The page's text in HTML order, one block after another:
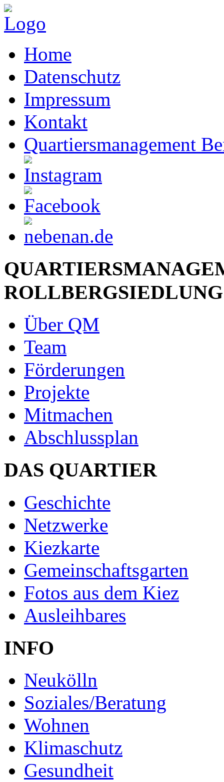
Home
Datenschutz
Impressum
Kontakt
Quartiersmanagement
ROLLBERGSIEDLUNG
Über QM
Team
Förderungen
Projekte
Mitmachen
Abschlussplan
DAS QUARTIER
Geschichte
Netzwerke
Kiezkarte
Gemeinschaftsgarten
Fotos aus dem Kiez
Ausleihbares
INFO
Neukölln
Soziales/Beratung
Wohnen
Klimaschutz
Gesundheit